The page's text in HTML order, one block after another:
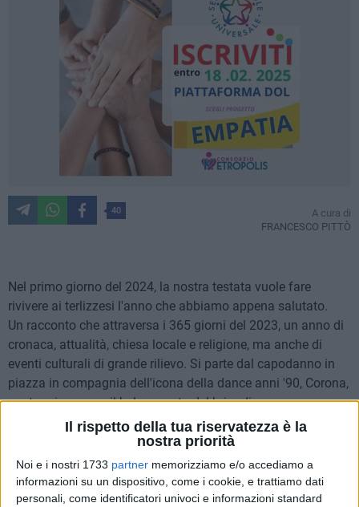
Il rispetto della tua riservatezza è la
nostra priorità
Noi e i nostri 1733 partner memorizziamo e/o accediamo a
informazioni su un dispositivo, come i cookie, e trattiamo dati
personali, come identificatori univoci e informazioni standard
40
A cura di
FRANCESCO PITTÒ
Nel primo giorno del 2024, la nostra testata vuole fare
rivivere ai terlizzesi l'anno che abbiamo appena salutato.
Un racconto che attraversa i 365 giorni del 2023, un anno di
cronaca, attualità, chiesa locale e religione, ma anche di
eventi culturali di grande rilievo. Si parte dal capodanno in
piazza in compagnia dell'icona della dance anni '90, Corona,
per terminare con il bel racconto del brigadiere capo
Pasquale Rutigliani, che nel giorno di Natale, su un
cavalcavia a Bari, ha salvato una ragazza dal suicidio.
Ecco dunque i link delle notizie più lette da voi, mese per
mese.